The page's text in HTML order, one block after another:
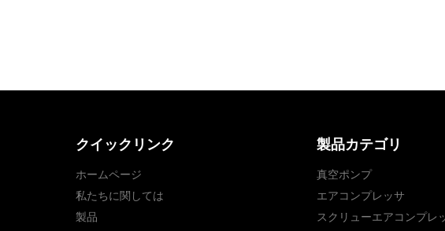
クイックリンク
ホームページ
私たちに関しては
製品
製品カテゴリ
真空ポンプ
エアコンプレッサ
スクリューエアコンプレ